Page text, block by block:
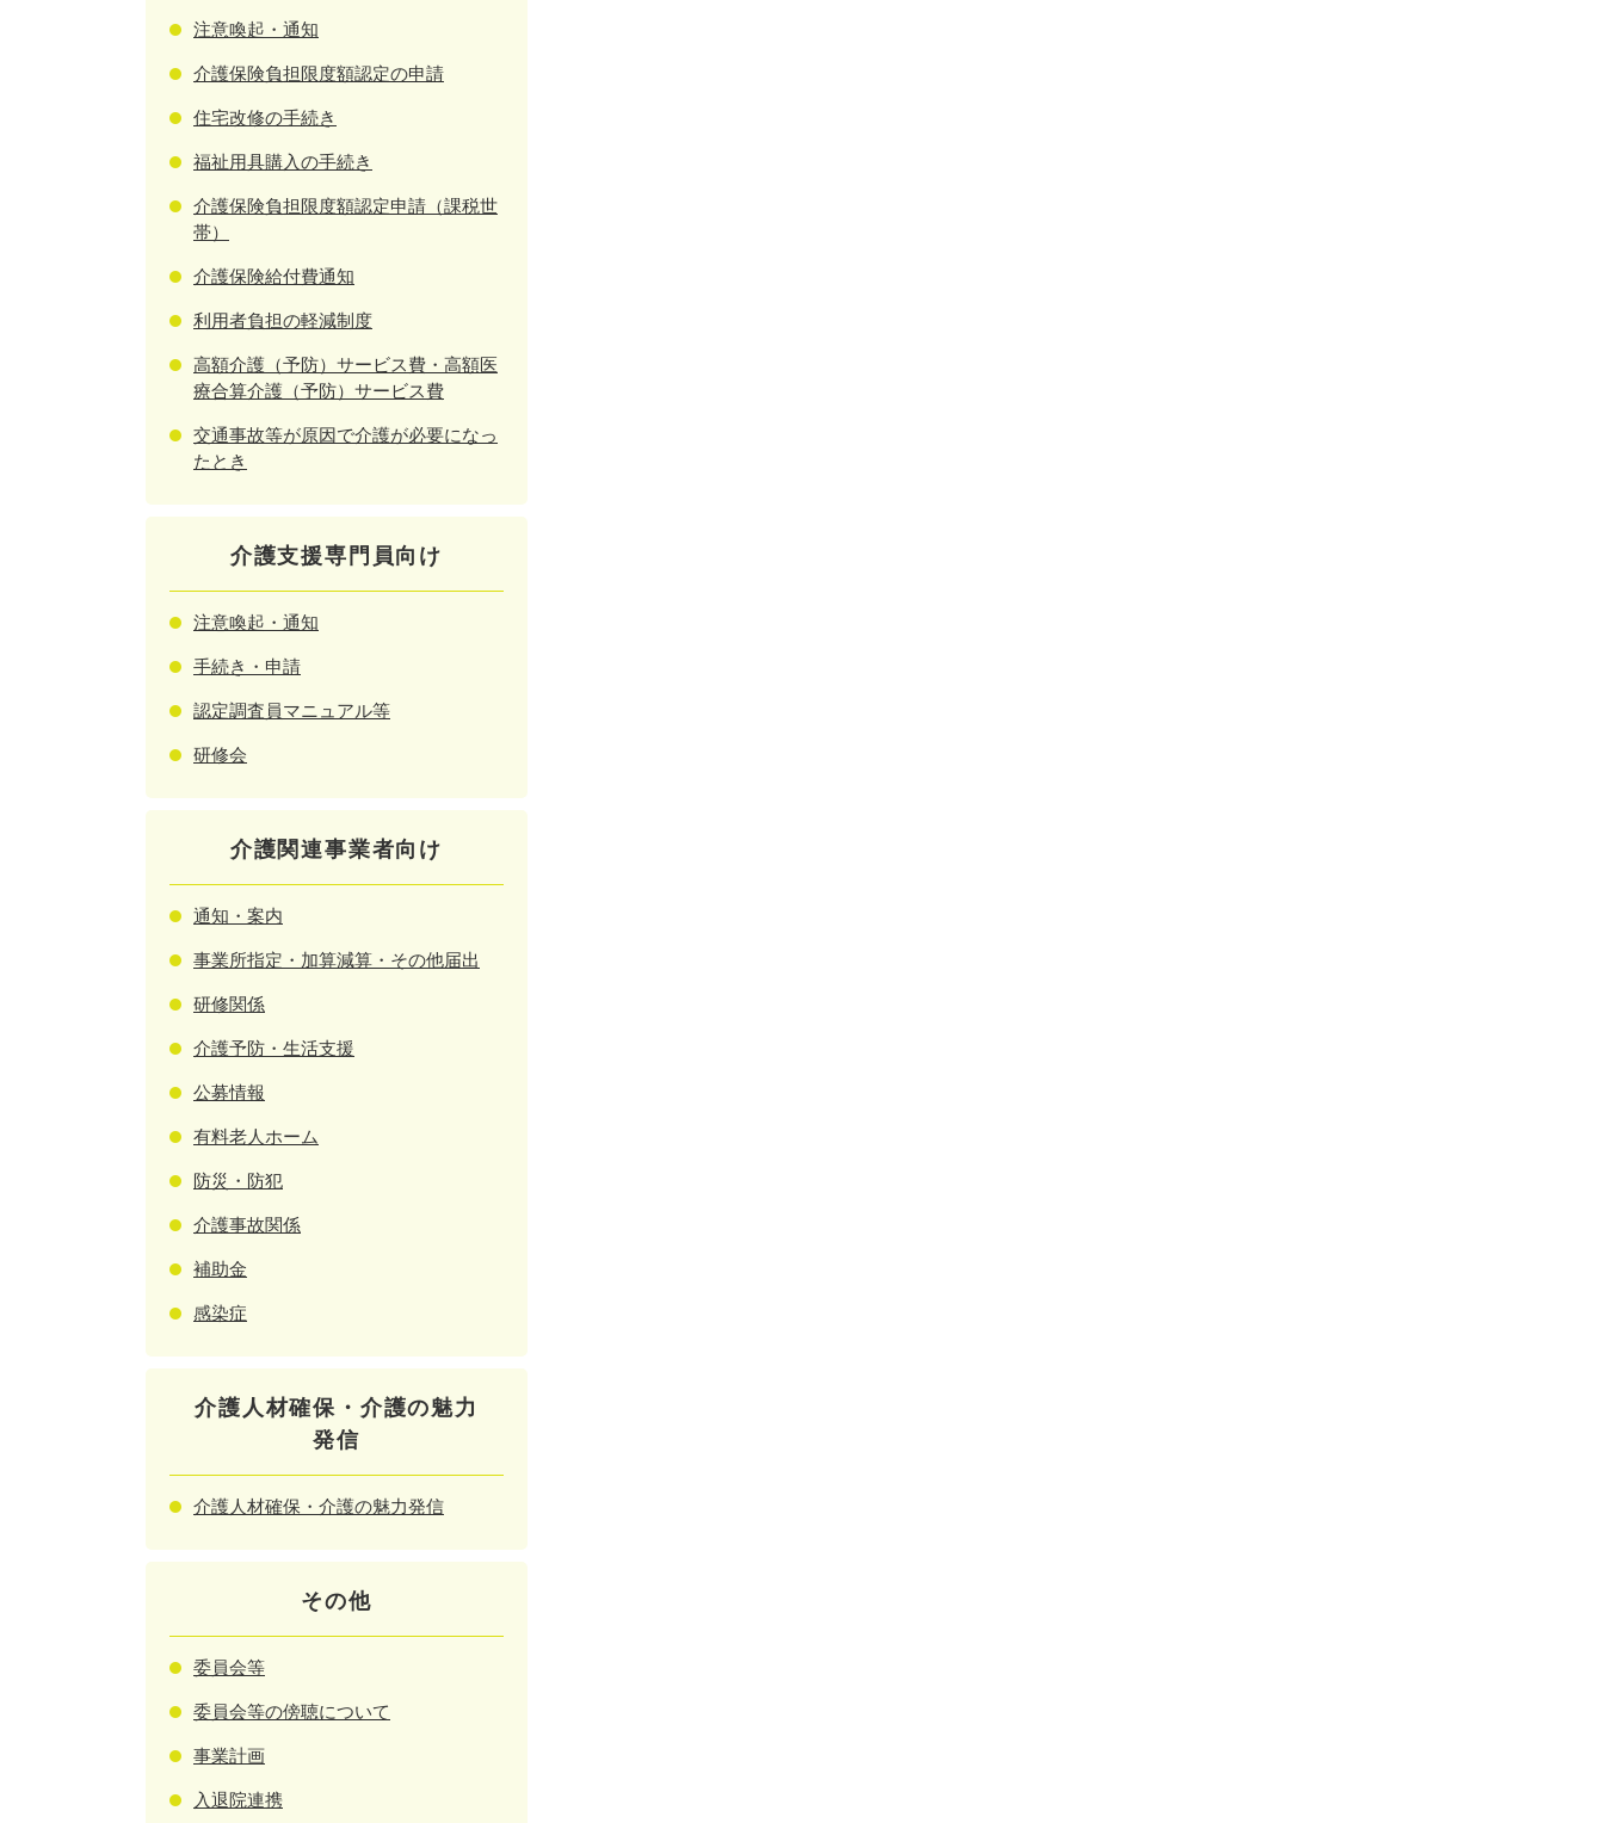
注意喚起・通知
介護保険負担限度額認定の申請
住宅改修の手続き
福祉用具購入の手続き
介護保険負担限度額認定申請（課税世
帯）
介護保険給付費通知
利用者負担の軽減制度
高額介護（予防）サービス費・高額医
療合算介護（予防）サービス費
交通事故等が原因で介護が必要になっ
たとき
介護支援専門員向け
注意喚起・通知
手続き・申請
認定調査員マニュアル等
研修会
介護関連事業者向け
通知・案内
事業所指定・加算減算・その他届出
研修関係
介護予防・生活支援
公募情報
有料老人ホーム
防災・防犯
介護事故関係
補助金
感染症
介護人材確保・介護の魅力
発信
介護人材確保・介護の魅力発信
その他
委員会等
委員会等の傍聴について
事業計画
入退院連携